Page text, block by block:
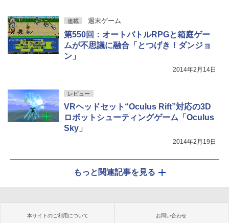
連載 週末ゲーム
第550回：オートバトルRPGと箱庭ゲー
ムが不思議に融合「とつげき！ダンジョ
ン」
2014年2月14日
レビュー
VRヘッドセット“Oculus Rift”対応の3D
ロボットシューティングゲーム「Oculus
Sky」
2014年2月19日
もっと関連記事を見る
本サイトのご利用について お問い合わせ